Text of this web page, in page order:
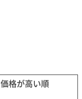
価格が高い順